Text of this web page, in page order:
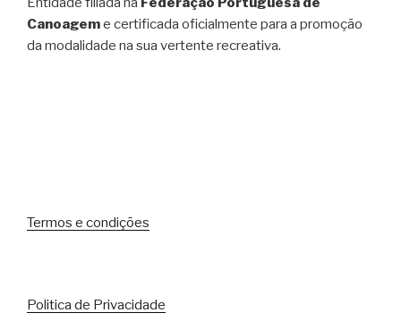
Canoageme certificada oficialmente para a promoção
da modalidade na sua vertente recreativa.
Termos e condições
Politica de Privacidade